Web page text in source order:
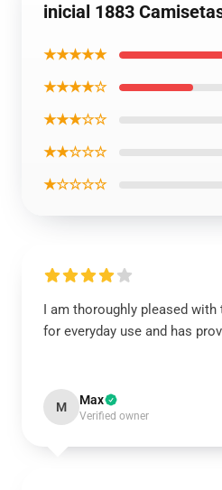
inicial 1883
★★★★★
★★★★☆
★★★☆☆
★★☆☆☆
★☆☆☆☆
I am thoroughly pleased with
for everyday use and has
M Max
Verified owner